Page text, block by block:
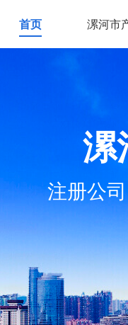
首页 漯河市
漯
注册公